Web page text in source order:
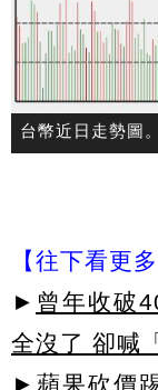
台幣近日走勢圖。
【往下看更多
► 曾年收破
全沒了 卻喊
► 蘋果砍價